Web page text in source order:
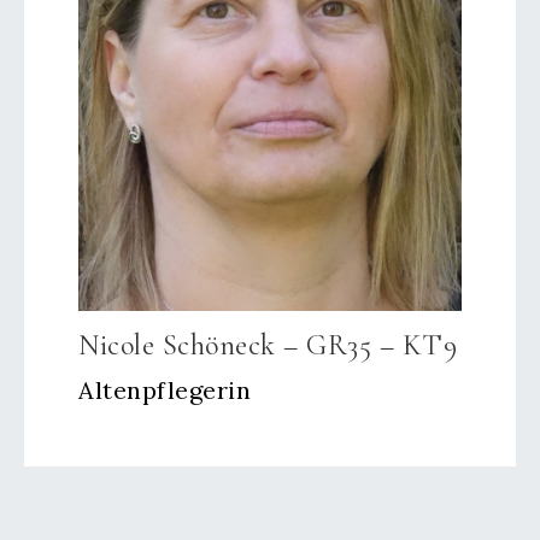
Nicole Schöneck – GR35 – KT9
Altenpflegerin